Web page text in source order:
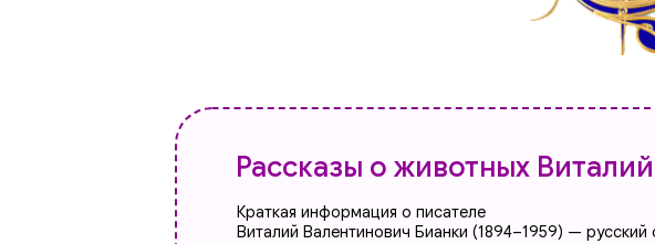
Рассказы о животных Виталий
​Виталий Валентинович Бианки (1894–1959) — русский
детства полюбил живую природу. Писатель посвятил жизнь
знаменитая «Лесная газета» и сказка «Как Муравьишка
мира.